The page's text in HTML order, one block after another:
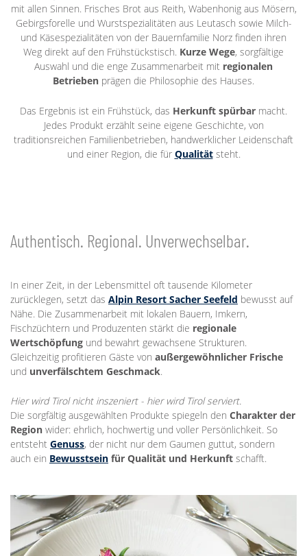
mit allen Sinnen. Frisches Brot aus Reith, Wabenhonig aus Mösern,
Gebirgsforelle und Wurstspezialitäten aus Leutasch sowie Milch-
und Käsespezialitäten von der Bauernfamilie Norz finden ihren
Weg direkt auf den Frühstückstisch. Kurze Wege, sorgfältige
Auswahl und die enge Zusammenarbeit mit regionalen
Betrieben prägen die Philosophie des Hauses.
Das Ergebnis ist ein Frühstück, das Herkunft spürbar macht.
Jedes Produkt erzählt seine eigene Geschichte, von
traditionsreichen Familienbetrieben, handwerklicher Leidenschaft
und einer Region, die für Qualität steht.
Authentisch. Regional. Unverwechselbar.
In einer Zeit, in der Lebensmittel oft tausende Kilometer
zurücklegen, setzt das Alpin Resort Sacher Seefeld bewusst auf
Nähe. Die Zusammenarbeit mit lokalen Bauern, Imkern,
Fischzüchtern und Produzenten stärkt die regionale
Wertschöpfung und bewahrt gewachsene Strukturen.
Gleichzeitig profitieren Gäste von außergewöhnlicher Frische
und unverfälschtem Geschmack.
Hier wird Tirol nicht inszeniert - hier wird Tirol serviert.
Die sorgfältig ausgewählten Produkte spiegeln den Charakter der
Region wider: ehrlich, hochwertig und voller Persönlichkeit. So
entsteht Genuss, der nicht nur dem Gaumen guttut, sondern
auch ein Bewusstsein für Qualität und Herkunft schafft.